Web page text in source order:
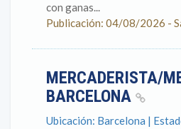
con ganas...
Publicación: 04/08/2026 -
MERCADERISTA/
BARCELONA
Ubicación: Barcelona |